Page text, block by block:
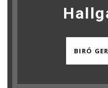
BIRÓ